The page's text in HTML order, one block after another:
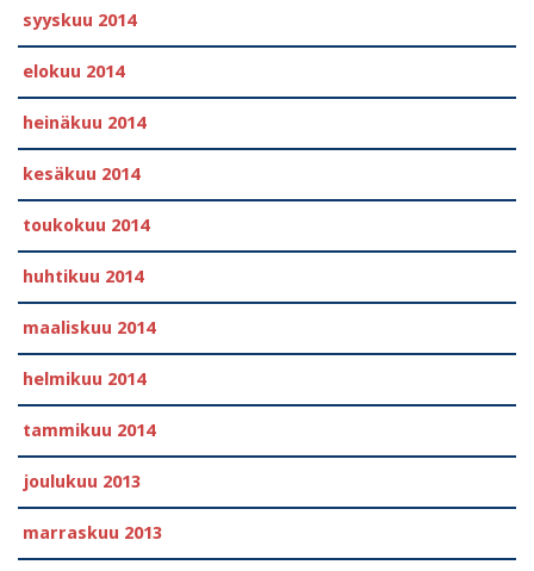
syyskuu 2014
elokuu 2014
heinäkuu 2014
kesäkuu 2014
toukokuu 2014
huhtikuu 2014
maaliskuu 2014
helmikuu 2014
tammikuu 2014
joulukuu 2013
marraskuu 2013